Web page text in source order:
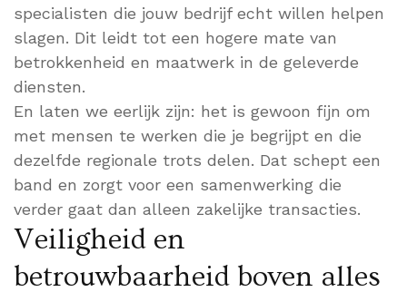
specialisten die jouw bedrijf echt willen helpen
slagen. Dit leidt tot een hogere mate van
betrokkenheid en maatwerk in de geleverde
diensten.
En laten we eerlijk zijn: het is gewoon fijn om
met mensen te werken die je begrijpt en die
dezelfde regionale trots delen. Dat schept een
band en zorgt voor een samenwerking die
verder gaat dan alleen zakelijke transacties.
Veiligheid en
betrouwbaarheid boven alles